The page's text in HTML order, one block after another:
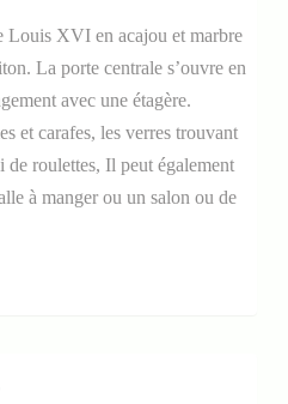
Louis XVI en acajou et marbre
La porte centrale s’ouvre en
avec une étagère.
et carafes, les verres trouvant
de roulettes, Il peut également
à manger ou un salon ou de